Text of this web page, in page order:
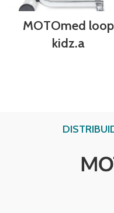
MOTOmed loop
kidz.a